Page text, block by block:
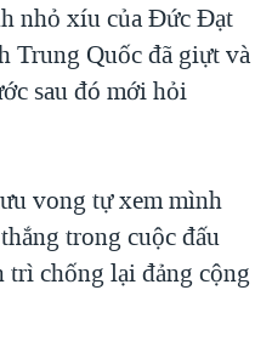
nhỏ xíu của Đức Đạt
Trung Quốc đã giựt và
sau đó mới hỏi
vong tự xem mình
trong cuộc đấu
chống lại đảng cộng